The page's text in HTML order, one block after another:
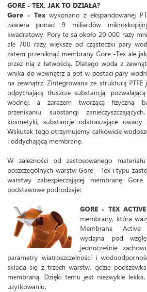
GORE - TEX. JAK TO DZIAŁA?
Gore - Texwykonano z ekspandowanej
zawiera ponad 9 miliardów
kwadratowy. Pory te są około 20 000 razy
ale 700 razy większe od cząsteczki pary
zatem przeniknąć membrany Gore -Tex ale
przez nią z łatwością. Dlatego woda z
wnika do wewnątrz a pot w postaci pary
na zewnątrz. Zintegrowana ze strukturą PTFE
odpychającą tłuszcze substancją,
wodnej, a zarazem tworzącą fizyczną
przenikaniu substancji
kosmetyki, substancje odstraszające owady
Wskutek tego otrzymujemy całkowicie
i oddychającą membranę.
W zależności od zastosowanego
poszczególnych warstw Gore - Tex i typu
warstwy zabezpieczającej membranę
podstawowe podrodzaje:
GORE - TEX ACTIVE
membrany, która
Membrana
wydajna pod
jednocześnie
parametry wiatroszczelności i
składa się z trzech warstw, gdzie
membraną. Dzięki temu jest niezwykle
użytkowaniu.